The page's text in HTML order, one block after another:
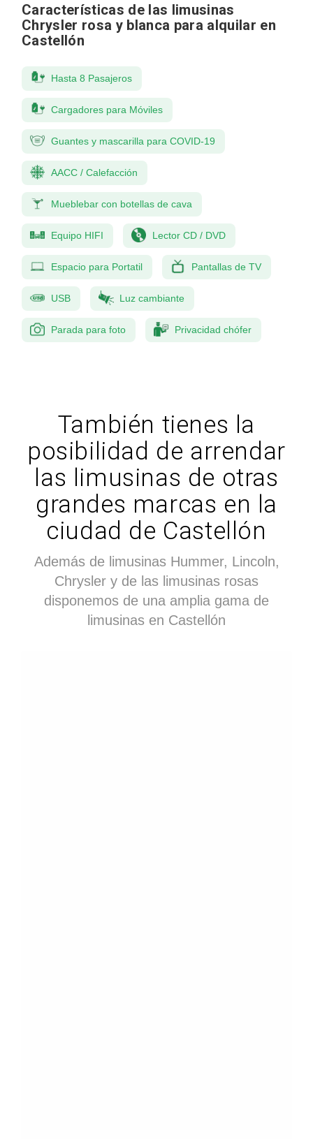
Características de las limusinas
Chrysler rosa y blanca para alquilar en
Castellón
Hasta 8 Pasajeros
Cargadores para Móviles
Guantes y mascarilla para COVID-19
AACC / Calefacción
Mueblebar con botellas de cava
Equipo HIFI Lector CD / DVD
Espacio para Portatil Pantallas de TV
USB Luz cambiante
Parada para foto Privacidad chófer
También tienes la
posibilidad de arrendar
las limusinas de otras
grandes marcas en la
ciudad de Castellón
Además de limusinas Hummer, Lincoln,
Chrysler y de las limusinas rosas
disponemos de una amplia gama de
limusinas en Castellón